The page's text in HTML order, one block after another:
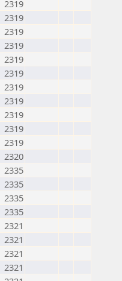
2319
2319
2319
2319
2319
2319
2319
2319
2319
2319
2319
2320
2335
2335
2335
2335
2321
2321
2321
2321